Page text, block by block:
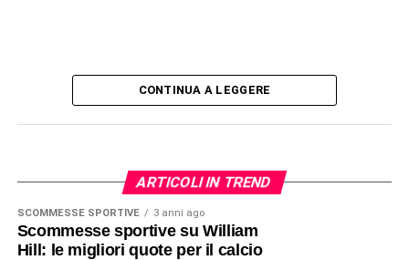
CONTINUA A LEGGERE
ARTICOLI IN TREND
SCOMMESSE SPORTIVE 3 anni ago
Scommesse sportive su William
Hill: le migliori quote per il calcio